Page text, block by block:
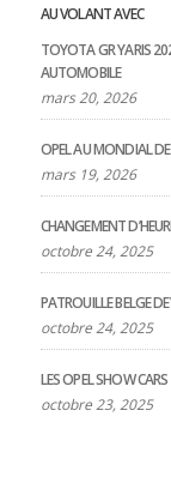
AU VOLANT AVEC
TOYOTA GR YARIS
AUTOMOBILE
mars 20, 2026
OPEL AU MONDIAL
mars 19, 2026
CHANGEMENT
octobre 24, 2025
PATROUILLE BELGE
octobre 24, 2025
LES OPEL SHOW
octobre 23, 2025